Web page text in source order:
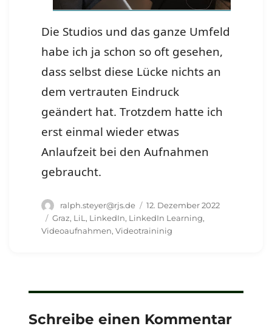
Die Studios und das ganze Umfeld
habe ich ja schon so oft gesehen,
dass selbst diese Lücke nichts an
dem vertrauten Eindruck
geändert hat. Trotzdem hatte ich
erst einmal wieder etwas
Anlaufzeit bei den Aufnahmen
gebraucht.
Autor
ralph.steyer@rjs.de
Veröffentlicht
am
12. Dezember 2022
Schlagwörter
Graz, LiL , LinkedIn, LinkedIn Learning,
Videoaufnahmen,Videotraininig
Schreibe einen Kommentar